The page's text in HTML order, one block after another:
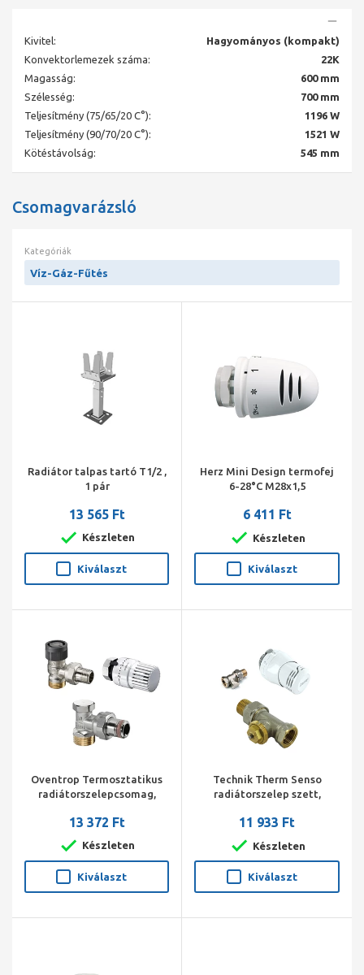
Kivitel:
Hagyományos (kompakt)
Konvektorlemezek száma:
22K
Magasság:
600 mm
Szélesség:
700 mm
Teljesítmény (75/65/20 C°):
1196 W
Teljesítmény (90/70/20 C°):
1521 W
Kötéstávolság:
545 mm
Csomagvarázsló
Kategóriák
Víz-Gáz-Fűtés
Radiátor talpas tartó T1/2 ,
1 pár
13 565 Ft
Készleten
Kiválaszt
Herz Mini Design termofej
6-28°C M28x1,5
6 411 Ft
Készleten
Kiválaszt
Oventrop Termosztatikus
radiátorszelepcsomag,
(Vindo TH, A radiátorszelep,
Combi 2)
13 372 Ft
Készleten
Kiválaszt
Technik Therm Senso
radiátorszelep szett,
(radiátorszelep, visszatérő
szelep, termosztát fej)
11 933 Ft
Készleten
Kiválaszt